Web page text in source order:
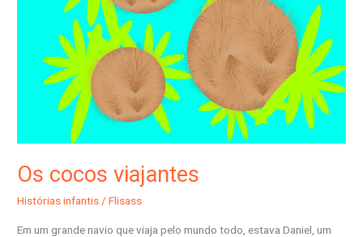
Os cocos viajantes
Histórias infantis/Flisass
Em um grande navio que viaja pelo mundo todo, estava Daniel, um